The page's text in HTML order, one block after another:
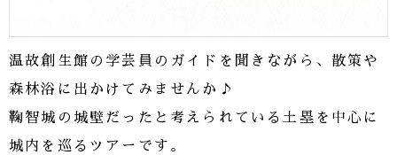
温故創生館の学芸員のガイドを聞きながら、散策や
森林浴に出かけてみませんか♪
鞠智城の城壁だったと考えられている土塁を中心に
城内を巡るツアーです。